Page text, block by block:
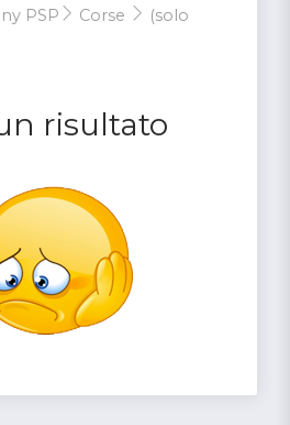
PSP Corse
(solo
risultato